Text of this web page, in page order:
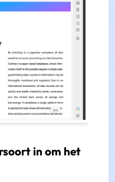
in om het